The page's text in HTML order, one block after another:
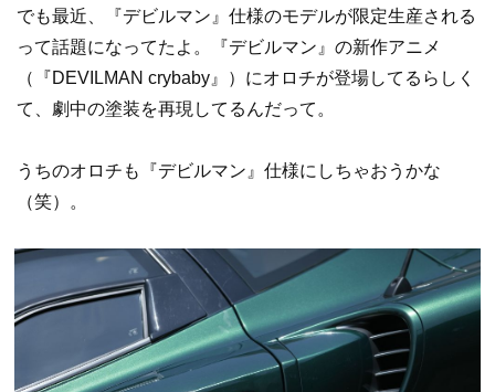
でも最近、『デビルマン』仕様のモデルが限定生産される
って話題になってたよ。『デビルマン』の新作アニメ
（『DEVILMAN crybaby』）にオロチが登場してるらしく
て、劇中の塗装を再現してるんだって。
うちのオロチも『デビルマン』仕様にしちゃおうかな
（笑）。